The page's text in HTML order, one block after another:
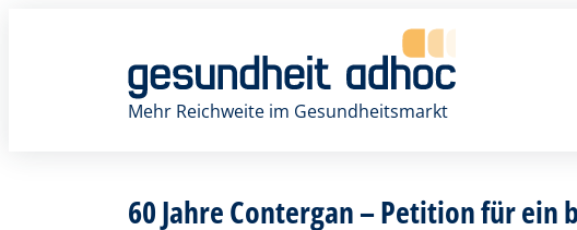
Mehr Reichweite im Gesundheitsmarkt
60 Jahre Contergan – Petition für ein